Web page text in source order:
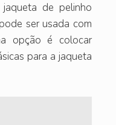
de pelinho
ser usada com
opção é colocar
para a jaqueta